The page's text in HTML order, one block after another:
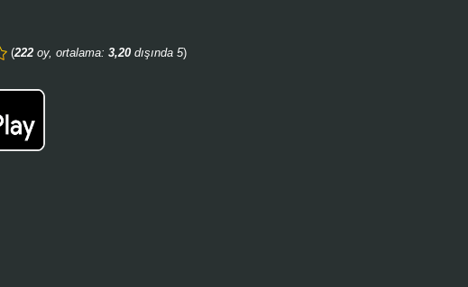
(222 oy, ortalama: 3,20 dışında 5)